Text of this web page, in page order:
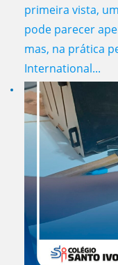
primeira vista,
pode parecer
mas, na prática
International...